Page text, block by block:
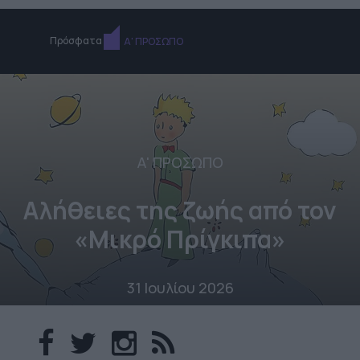
Πρόσφατα Α' ΠΡΟΣΩΠΟ
Α' ΠΡΟΣΩΠΟ
Αλήθειες της ζωής από τον
«Μικρό Πρίγκιπα»
31 Ιουλίου 2026